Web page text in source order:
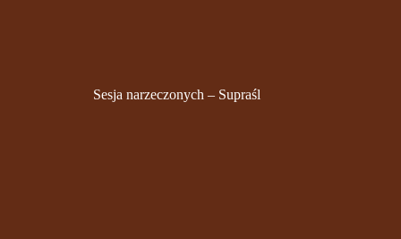
Sesja narzeczonych – Supraśl